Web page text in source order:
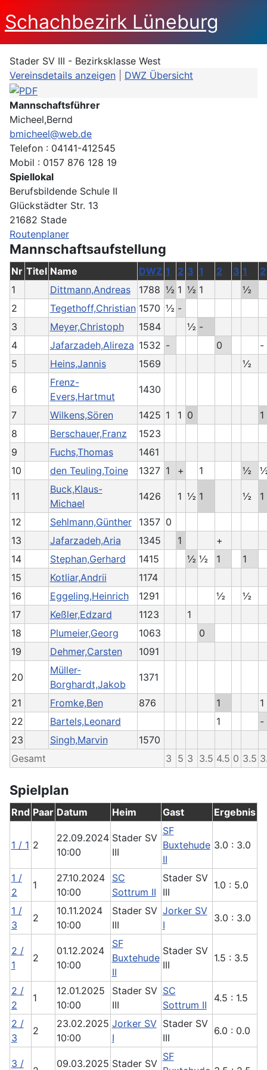
Schachbezirk Lüneburg
Stader SV III - Bezirksklasse West
Vereinsdetails anzeigen
DWZ Übersicht
Mannschaftsführer
Micheel,Bernd
bmicheel@web.de
Telefon : 04141-412545
Mobil : 0157 876 128 19
Spiellokal
Berufsbildende Schule II
Glückstädter Str. 13
21682 Stade
Routenplaner
Mannschaftsaufstellung
Nr Titel Name DWZ 1 2 3 1 2 3 1
2
1
Dittmann,Andreas 1788 ½ 1 ½ 1
½
2
Tegethoff,Christian 1570 ½ -
3
Meyer,Christoph 1584 ½ -
4
Jafarzadeh,Alireza 1532 - 0
-
5
Heins,Jannis 1569 ½
6
Frenz-
Evers,Hartmut
1430
7 Wilkens,Sören 1425 1 1 0
1
8
Berschauer,Franz
1523
9
Fuchs,Thomas
1461
10
den Teuling,Toine 1327 1 + 1 ½
11
Buck,Klaus-
Michael
1426 1 ½ 1 ½ 1
12 Sehlmann,Günther 1357 0
13
Jafarzadeh,Aria 1345 1
+
14
Stephan,Gerhard 1415 ½ ½ 1
1
15
Kotliar,Andrii
1174
16
Eggeling,Heinrich 1291 ½
½
17
Keßler,Edzard 1123
1
18
Plumeier,Georg 1063
0
19
Dehmer,Carsten 1091
20
Müller-
Borghardt,Jakob
1371
21 Fromke,Ben 876 1
1
22
Bartels,Leonard 1
-
23
Singh,Marvin
1570
Gesamt
3 5 3 3.5 4.5 0 3.5
Spielplan
Rnd Paar Datum Heim Gast Ergebnis
1 / 1 2
22.09.2024
10:00
Stader SV
III
SF
Buxtehude
II
3.0 : 3.0
1 /
2
1
27.10.2024
10:00
SC
Sottrum II
Stader SV
III
1.0 : 5.0
1 /
3
2
10.11.2024
10:00
Stader SV
III
Jorker SV
I
3.0 : 3.0
2 /
1
2
01.12.2024
10:00
SF
Buxtehude
II
Stader SV
III
1.5 : 3.5
2 /
2
1
12.01.2025
10:00
Stader SV
III
SC
Sottrum II
4.5 : 1.5
2 /
3
2
23.02.2025
10:00
Jorker SV
I
Stader SV
III
6.0 : 0.0
3 / 09.03.2025 Stader SV
SF